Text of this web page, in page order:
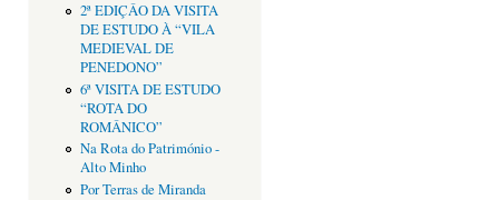
2ª EDIÇÂO DA VISITA
DE ESTUDO À “VILA
MEDIEVAL DE
PENEDONO”
6ª VISITA DE ESTUDO
“ROTA DO
ROMÂNICO”
Na Rota do Património -
Alto Minho
Por Terras de Miranda